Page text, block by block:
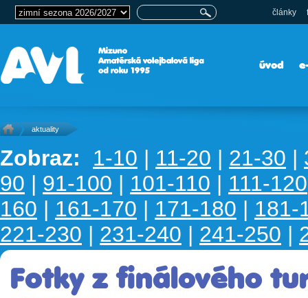
články
úvod
aktuality
Zobraz: 1-10 | 11-20 | 21-30 |
90 | 91-100 | 101-110 | 111-120
160 | 161-170 | 171-180 | 181-
221-230 | 231-240 | 241-250 |
Fotky z finálového